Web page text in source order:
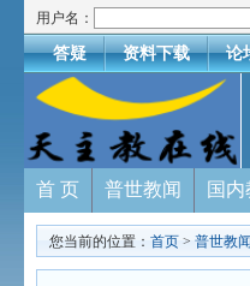
用户名：
答疑 资料下载 论
首 页 普世教闻 国内
您当前的位置： 首页 > 普世教闻